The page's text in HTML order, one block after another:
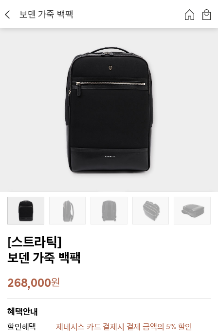
보덴 가죽 백팩
[스트라틱]
보덴 가죽 백팩
268,000원
혜택안내
할인혜택
제네시스 카드 결제시 결제 금액의 5% 할인